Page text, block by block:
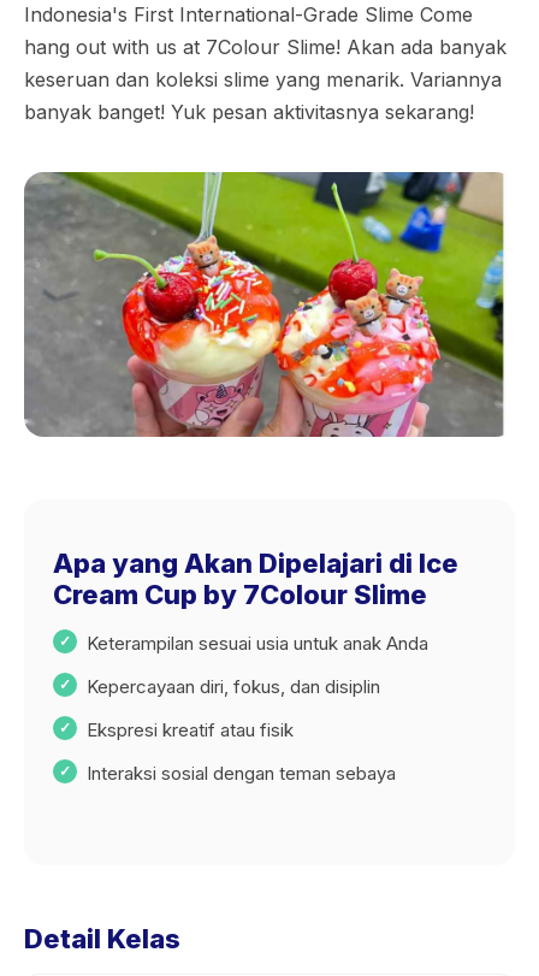
Indonesia's First International-Grade Slime Come
hang out with us at 7Colour Slime! Akan ada banyak
keseruan dan koleksi slime yang menarik. Variannya
banyak banget! Yuk pesan aktivitasnya sekarang!
Apa yang Akan Dipelajari di Ice
Cream Cup by 7Colour Slime
Keterampilan sesuai usia untuk anak Anda
Kepercayaan diri, fokus, dan disiplin
Ekspresi kreatif atau fisik
Interaksi sosial dengan teman sebaya
Detail Kelas